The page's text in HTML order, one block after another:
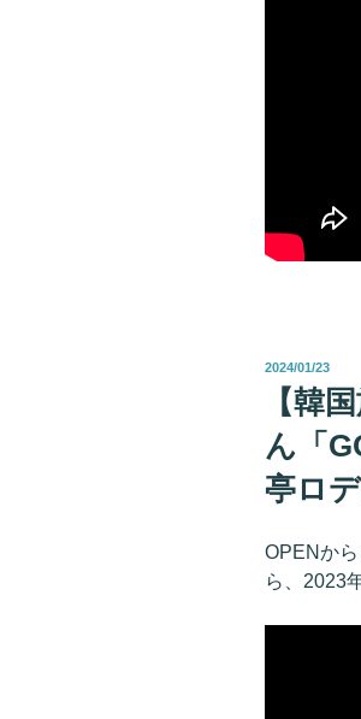
投
2024/01/23
【韓
ん「
亭ロデ
OPENか
ら、2023